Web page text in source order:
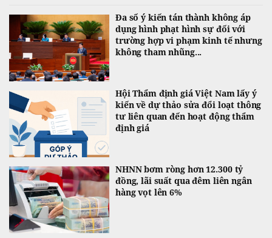
Đa số ý kiến tán thành không áp
dụng hình phạt hình sự đối với
trường hợp vi phạm kinh tế nhưng
không tham nhũng...
Hội Thẩm định giá Việt Nam lấy ý
kiến về dự thảo sửa đổi loạt thông
tư liên quan đến hoạt động thẩm
định giá
NHNN bơm ròng hơn 12.300 tỷ
đồng, lãi suất qua đêm liên ngân
hàng vọt lên 6%